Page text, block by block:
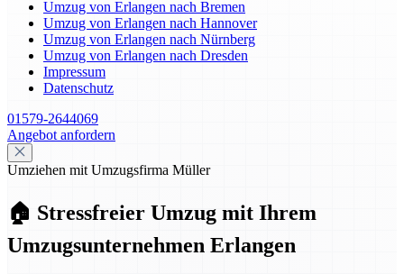
Umzug von Erlangen nach Bremen
Umzug von Erlangen nach Hannover
Umzug von Erlangen nach Nürnberg
Umzug von Erlangen nach Dresden
Impressum
Datenschutz
01579-2644069
Angebot anfordern
Umziehen mit Umzugsfirma Müller
🏠 Stressfreier Umzug mit Ihrem
Umzugsunternehmen Erlangen